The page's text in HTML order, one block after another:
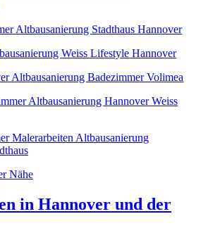
Nähe
in Hannover und der